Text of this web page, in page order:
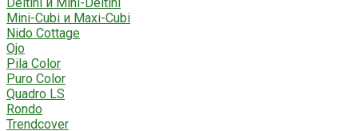
Mini-Cubi и Maxi-Cubi
Nido Cottage
Ojo
Pila Color
Puro Color
Quadro LS
Rondo
Trendcover